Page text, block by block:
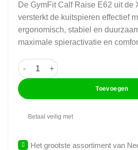
De GymFit Calf Raise E62 uit de
versterkt de kuitspieren effectief
ergonomisch, stabiel en
maximale spieractivatie en
GymFit - Xtreme-Line - Calf Raise -
Toevoegen
Betaal veilig met
Het grootste assortiment van